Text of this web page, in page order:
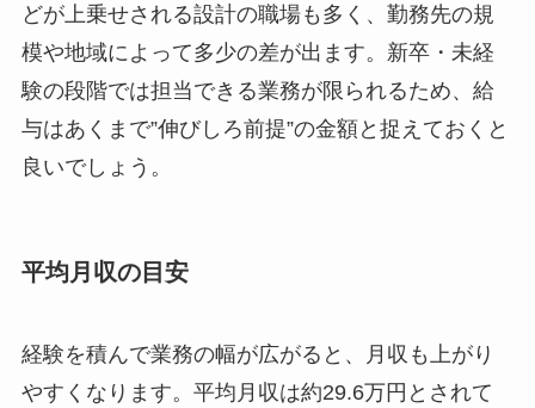
どが上乗せされる設計の職場も多く、勤務先の規
模や地域によって多少の差が出ます。新卒・未経
験の段階では担当できる業務が限られるため、給
与はあくまで”伸びしろ前提”の金額と捉えておくと
良いでしょう。
平均月収の目安
経験を積んで業務の幅が広がると、月収も上がり
やすくなります。平均月収は約29.6万円とされて